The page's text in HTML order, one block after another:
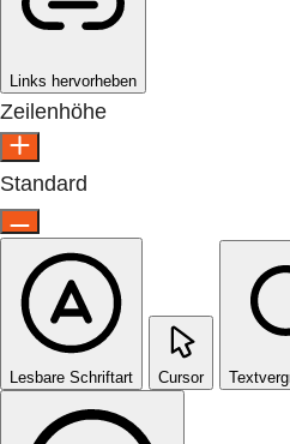
Links hervorheben
Zeilenhöhe
Standard
Lesbare Schriftart Cursor